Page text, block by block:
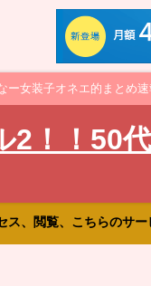
女装子オネエ的まとめ
2！！50
、閲覧、こちらのサ